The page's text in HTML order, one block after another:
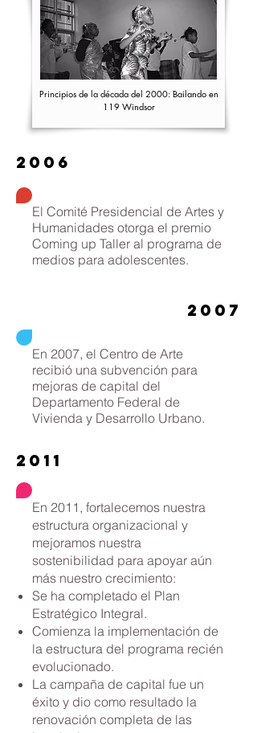
Principios de la década del 2000: Bailando en
119 Windsor
2006
El Comité Presidencial de Artes y
Humanidades otorga el premio
Coming up Taller al programa de
medios para adolescentes.
2007
En 2007, el Centro de Arte
recibió una subvención para
mejoras de capital del
Departamento Federal de
Vivienda y Desarrollo Urbano.
2011
En 2011, fortalecemos nuestra
estructura organizacional y
mejoramos nuestra
sostenibilidad para apoyar aún
más nuestro crecimiento:
Se ha completado el Plan
Estratégico Integral.
Comienza la implementación de
la estructura del programa recién
evolucionado.
La campaña de capital fue un
éxito y dio como resultado la
renovación completa de las